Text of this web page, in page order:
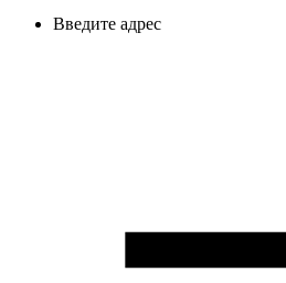
Введите адрес